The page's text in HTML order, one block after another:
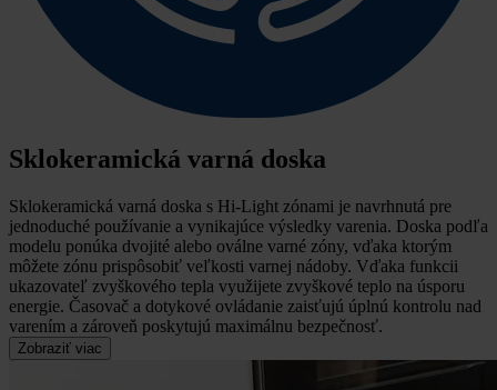
Sklokeramická varná doska
Sklokeramická varná doska s Hi-Light zónami je navrhnutá pre
jednoduché používanie a vynikajúce výsledky varenia. Doska podľa
modelu ponúka dvojité alebo oválne varné zóny, vďaka ktorým
môžete zónu prispôsobiť veľkosti varnej nádoby. Vďaka funkcii
ukazovateľ zvyškového tepla využijete zvyškové teplo na úsporu
energie. Časovač a dotykové ovládanie zaisťujú úplnú kontrolu nad
varením a zároveň poskytujú maximálnu bezpečnosť.
Zobraziť viac